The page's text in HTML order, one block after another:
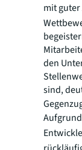
mit
den
sind,